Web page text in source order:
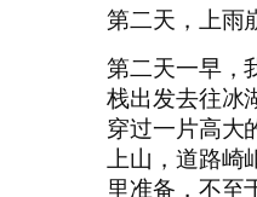
第二天，上雨
第二天一早，
栈出发去往冰
穿过一片高大
上山，道路崎
里准备，不至